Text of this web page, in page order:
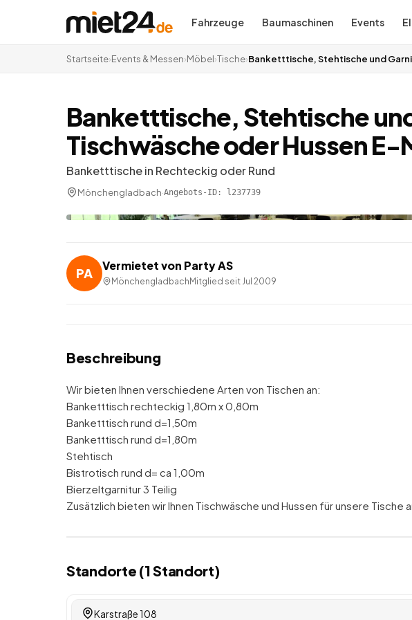
Fahrzeuge Baumaschinen Events
Startseite›Events & Messen›Möbel›Tische›Banketttische, Stehtische und
Banketttische, Stehtische
Tischwäsche oder Hussen
Banketttische in Rechteckig oder Rund
Mönchengladbach·Angebots-ID: l237739
PA Vermietet von Party AS
Mönchengladbach Mitglied seit Jul 2009
Beschreibung
Wir bieten Ihnen verschiedene Arten von Tischen an:
Banketttisch rechteckig 1,80m x 0,80m
Banketttisch rund d=1,50m
Banketttisch rund d=1,80m
Stehtisch
Bistrotisch rund d= ca 1,00m
Bierzeltgarnitur 3 Teilig
Zusätzlich bieten wir Ihnen Tischwäsche und Hussen für unsere Tische
Standorte (1Standort)
Karstraße 108